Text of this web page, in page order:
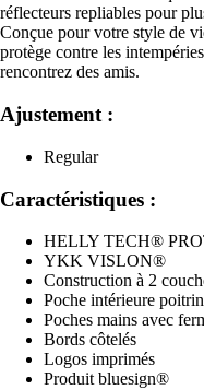
réflecteurs repliables pour
Conçue pour votre style de
protège contre les
rencontrez des amis.
Ajustement :
Regular
Caractéristiques :
HELLY TECH®
YKK VISLON®
Construction à 2
Poche intérieure
Poches mains avec
Bords côtelés
Logos imprimés
Produit bluesign®